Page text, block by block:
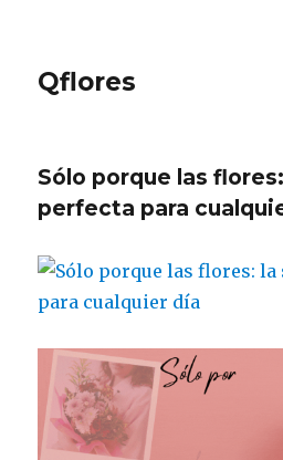
Qflores
Sólo porque las
perfecta para